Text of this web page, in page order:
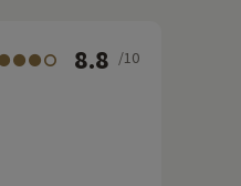
8.8 /10